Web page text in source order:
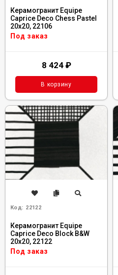
Керамогранит Equipe
Caprice Deco Chess Pastel
20x20, 22106
Под заказ
8 424 ₽
В корзину
Код: 22122
Керамогранит Equipe
Caprice Deco Block B&W
20x20, 22122
Под заказ